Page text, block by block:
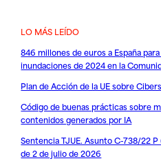
LO MÁS LEÍDO
846 millones de euros a España
inundaciones de 2024 en la
Plan de Acción de la UE sobre
Código de buenas prácticas sobre
contenidos generados por IA
Sentencia TJUE. Asunto C-738/22
de 2 de julio de 2026